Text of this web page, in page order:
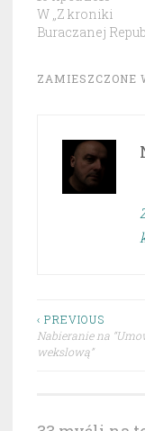
W „Z kroniki
Buraczanej
ZAMIESZCZONE
Nawigacja
wpisu
‹ PREVIOUS
Nabieranie na
wekslową”